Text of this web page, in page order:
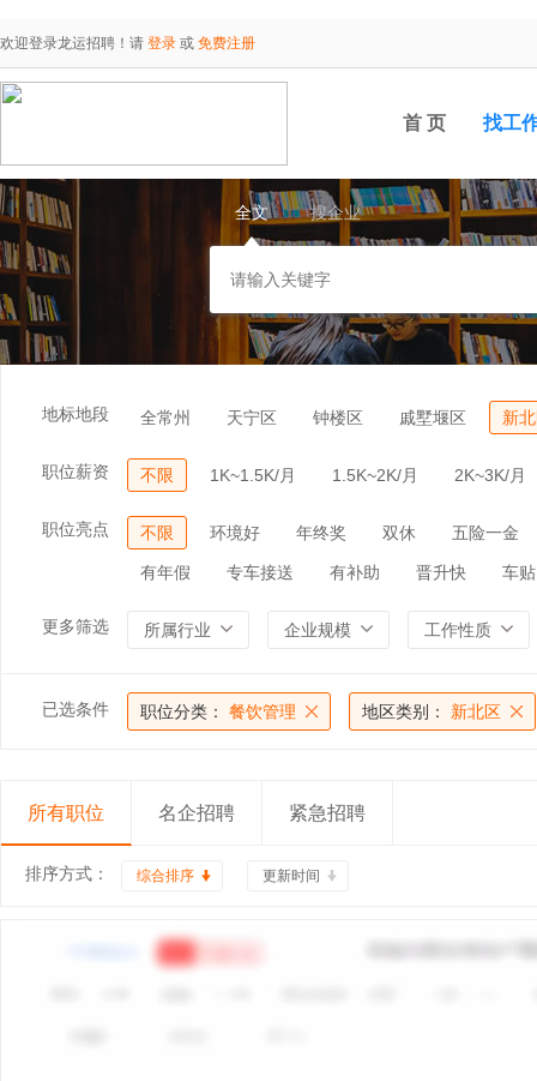
欢迎登录龙运招聘！请 登录 或 免费注册
首 页 找工
全文 搜企业
地标地段 全常州 天宁区 钟楼区 戚墅堰区 新
职位薪资 不限 1K~1.5K/月 1.5K~2K/月 2K~3K/月
职位亮点 不限 环境好 年终奖 双休 五险一金
有年假 专车接送 有补助 晋升快 车贴
更多筛选 所属行业 企业规模 工作性质
已选条件 职位分类： 餐饮管理 地区类别： 新北区
所有职位 名企招聘 紧急招聘
排序方式： 综合排序 更新时间